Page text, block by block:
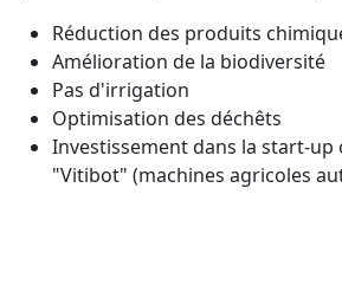
Réduction des produits
Amélioration de la biodiversité
Pas d'irrigation
Optimisation des déchêts
Investissement dans la start-up
"Vitibot" (machines agricoles